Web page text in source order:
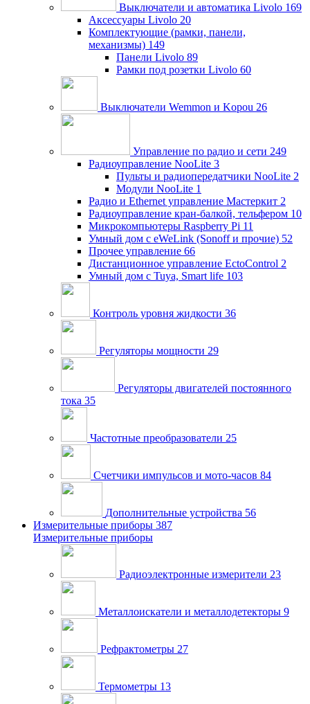
Выключатели и автоматика Livolo 169
Аксессуары Livolo 20
Комплектующие (рамки, панели,
механизмы) 149
Панели Livolo 89
Рамки под розетки Livolo 60
Выключатели Wemmon и Kopou 26
Управление по радио и сети 249
Радиоуправление NooLite 3
Пульты и радиопередатчики NooLite 2
Модули NooLite 1
Радио и Ethernet управление Мастеркит 2
Радиоуправление кран-балкой, тельфером 10
Микрокомпьютеры Raspberry Pi 11
Умный дом c eWeLink (Sonoff и прочие) 52
Прочее управление 66
Дистанционное управление EctoControl 2
Умный дом с Tuya, Smart life 103
Контроль уровня жидкости 36
Регуляторы мощности 29
Регуляторы двигателей постоянного
тока 35
Частотные преобразователи 25
Счетчики импульсов и мото-часов 84
Дополнительные устройства 56
Измерительные приборы 387
Измерительные приборы
Радиоэлектронные измерители 23
Металлоискатели и металлодетекторы 9
Рефрактометры 27
Термометры 13